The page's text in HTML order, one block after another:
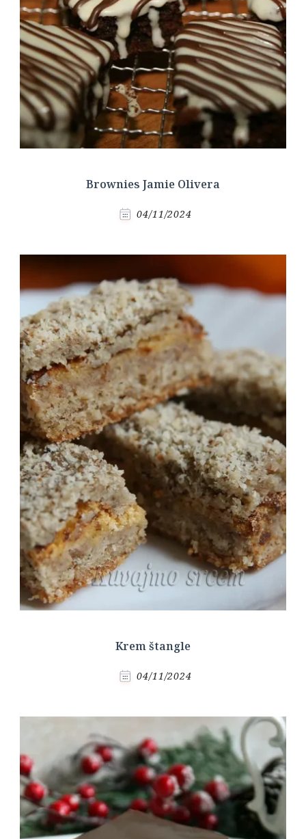
Brownies Jamie Olivera
04/11/2024
Krem štangle
04/11/2024